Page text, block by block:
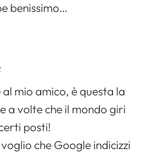
benissimo…
mio amico, è questa la
a volte che il mondo giri
posti!
che Google indicizzi